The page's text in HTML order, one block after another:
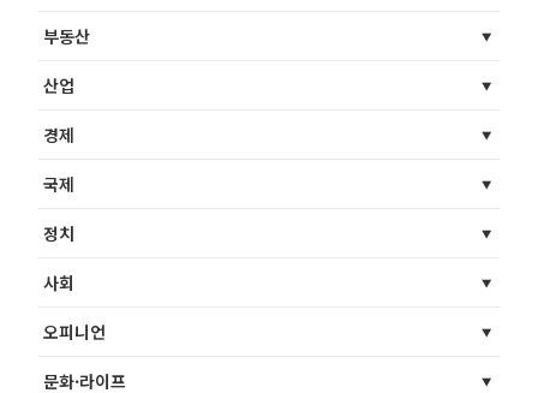
부동산
산업
경제
국제
정치
사회
오피니언
문화·라이프